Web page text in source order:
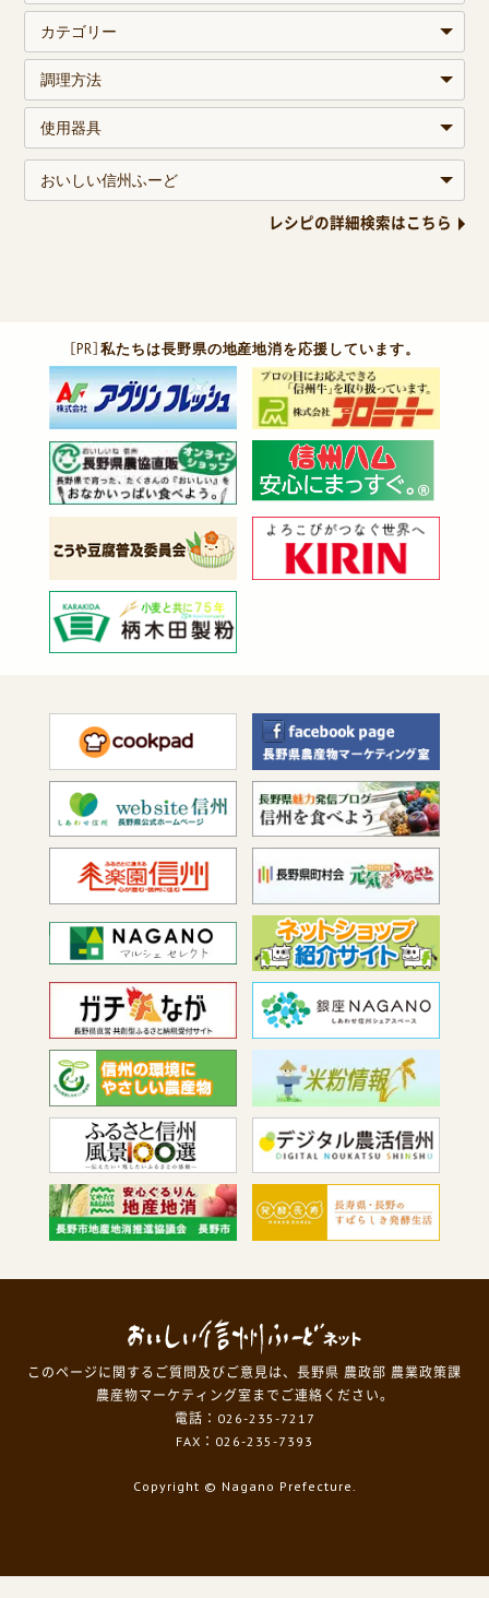
レシピの詳細検索はこちら
［PR］私たちは長野県の地産地消を応援しています。
このページに関するご質問及びご意見は、長野県 農政部 農業政策課
農産物マーケティング室までご連絡ください。
電話：026-235-7217
FAX：026-235-7393
Copyright © Nagano Prefecture.